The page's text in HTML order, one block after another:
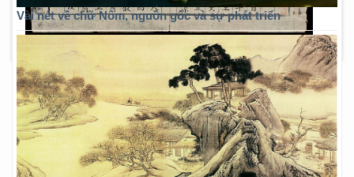
Vài nét về chữ Nôm, nguồn gốc và sự phát triển